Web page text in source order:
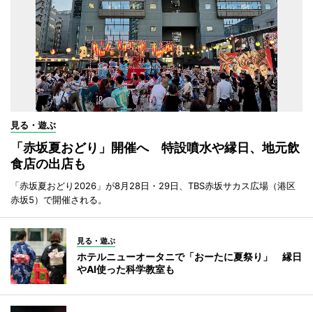
見る・遊ぶ
「赤坂夏おどり」開催へ 特設噴水や縁日、地元飲
食店の出店も
「赤坂夏おどり2026」が8月28日・29日、TBS赤坂サカス広場（港区
赤坂5）で開催される。
見る・遊ぶ
ホテルニューオータニで「おーたに夏祭り」 縁日
やAI使った科学教室も